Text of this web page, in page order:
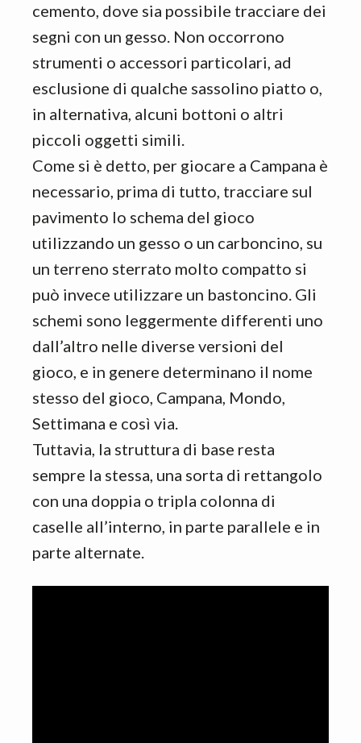
cemento, dove sia possibile tracciare dei
segni con un gesso. Non occorrono
strumenti o accessori particolari, ad
esclusione di qualche sassolino piatto o,
in alternativa, alcuni bottoni o altri
piccoli oggetti simili.
Come si è detto, per giocare a Campana è
necessario, prima di tutto, tracciare sul
pavimento lo schema del gioco
utilizzando un gesso o un carboncino, su
un terreno sterrato molto compatto si
può invece utilizzare un bastoncino. Gli
schemi sono leggermente differenti uno
dall’altro nelle diverse versioni del
gioco, e in genere determinano il nome
stesso del gioco, Campana, Mondo,
Settimana e così via.
Tuttavia, la struttura di base resta
sempre la stessa, una sorta di rettangolo
con una doppia o tripla colonna di
caselle all’interno, in parte parallele e in
parte alternate.